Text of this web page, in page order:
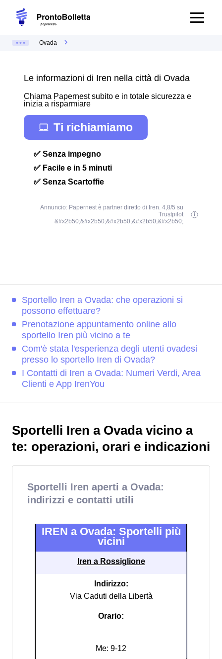
Ovada
Le informazioni di Iren nella città di Ovada
Chiama Papernest subito e in totale sicurezza e
inizia a risparmiare
Ti richiamiamo
✅ Senza impegno
✅ Facile e in 5 minuti
✅ Senza Scartoffie
Annuncio: Papernest è partner diretto di Iren. 4,8/5 su
Trustpilot
&#x2b50;&#x2b50;&#x2b50;&#x2b50;&#x2b50;
Sportello Iren a Ovada: che operazioni si
possono effettuare?
Prenotazione appuntamento online allo
sportello Iren più vicino a te
Com'è stata l'esperienza degli utenti ovadesi
presso lo sportello Iren di Ovada?
I Contatti di Iren a Ovada: Numeri Verdi, Area
Clienti e App IrenYou
Sportelli Iren a Ovada vicino a
te: operazioni, orari e indicazioni
Sportelli Iren aperti a Ovada:
indirizzi e contatti utili
IREN a Ovada: Sportelli più
vicini
Iren a Rossiglione
Indirizzo:
Via Caduti della Libertà
Orario:
Me: 9-12